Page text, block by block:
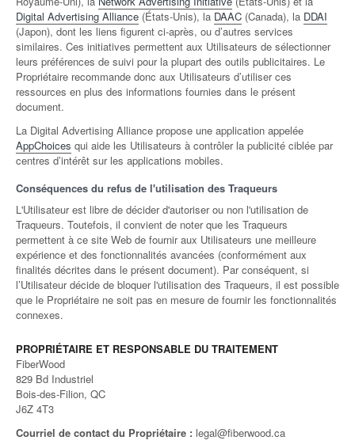
Digital Advertising Alliance (États-Unis), la DAAC (Canada), la DDAI
(Japon), dont les liens figurent ci-après, ou d’autres services
similaires. Ces initiatives permettent aux Utilisateurs de sélectionner
leurs préférences de suivi pour la plupart des outils publicitaires. Le
Propriétaire recommande donc aux Utilisateurs d’utiliser ces
ressources en plus des informations fournies dans le présent
document.
La Digital Advertising Alliance propose une application appelée
AppChoices qui aide les Utilisateurs à contrôler la publicité ciblée par
centres d’intérêt sur les applications mobiles.
Conséquences du refus de l'utilisation des Traqueurs
L'Utilisateur est libre de décider d'autoriser ou non l'utilisation de
Traqueurs. Toutefois, il convient de noter que les Traqueurs
permettent à ce site Web de fournir aux Utilisateurs une meilleure
expérience et des fonctionnalités avancées (conformément aux
finalités décrites dans le présent document). Par conséquent, si
l’Utilisateur décide de bloquer l'utilisation des Traqueurs, il est possible
que le Propriétaire ne soit pas en mesure de fournir les fonctionnalités
connexes.
PROPRIÉTAIRE ET RESPONSABLE DU TRAITEMENT
FiberWood
829 Bd Industriel
Bois-des-Filion, QC
J6Z 4T3
Courriel de contact du Propriétaire : legal@fiberwood.ca